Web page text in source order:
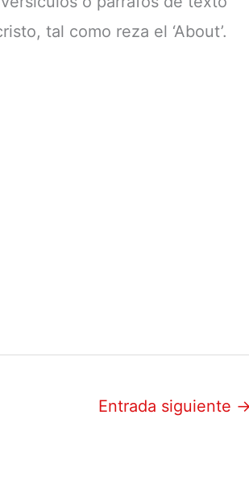
tal como reza el ‘About’.
Entrada siguiente